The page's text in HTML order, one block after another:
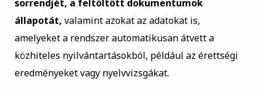
sorrendjét, a feltöltött dokumentumok
állapotát, valamint azokat az adatokat is,
amelyeket a rendszer automatikusan átvett a
közhiteles nyilvántartásokból, például az érettségi
eredményeket vagy nyelvvizsgákat.